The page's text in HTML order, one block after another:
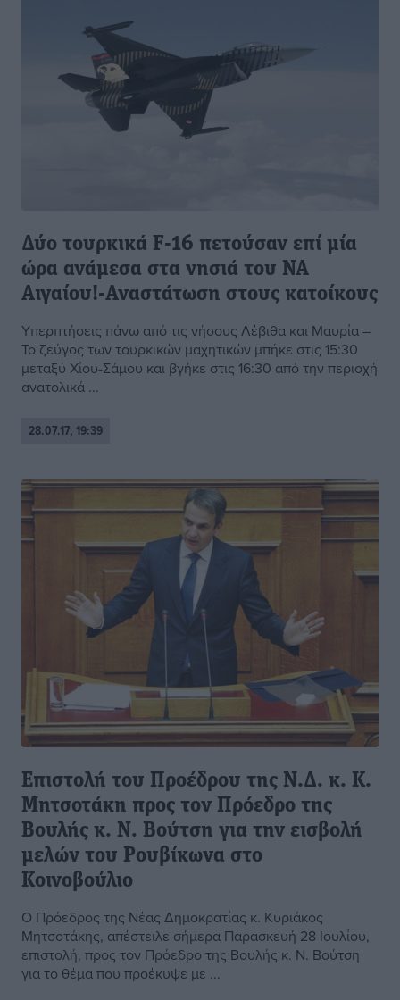
Δύο τουρκικά F-16 πετούσαν επί μία
ώρα ανάμεσα στα νησιά του ΝΑ
Αιγαίου!-Αναστάτωση στους κατοίκους
Υπερπτήσεις πάνω από τις νήσους Λέβιθα και Μαυρία –
Το ζεύγος των τουρκικών μαχητικών μπήκε στις 15:30
μεταξύ Χίου-Σάμου και βγήκε στις 16:30 από την περιοχή
ανατολικά ...
28.07.17, 19:39
Επιστολή του Προέδρου της Ν.Δ. κ. Κ.
Μητσοτάκη προς τον Πρόεδρο της
Βουλής κ. Ν. Βούτση για την εισβολή
μελών του Ρουβίκωνα στο
Κοινοβούλιο
Ο Πρόεδρος της Νέας Δημοκρατίας κ. Κυριάκος
Μητσοτάκης, απέστειλε σήμερα Παρασκευή 28 Ιουλίου,
επιστολή, προς τον Πρόεδρο της Βουλής κ. Ν. Βούτση
για το θέμα που προέκυψε με ...